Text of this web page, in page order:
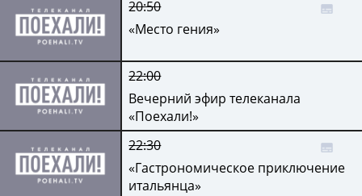
20:50
«Место гения»
22:00
Вечерний эфир телеканала
«Поехали!»
22:30
«Гастрономическое приключение
итальянца»